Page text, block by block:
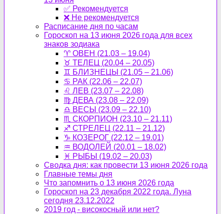
✅ Рекомендуется
❌ Не рекомендуется
Расписание дня по часам
Гороскоп на 13 июня 2026 года для всех
знаков зодиака
♈ ОВЕН (21.03 – 19.04)
♉ ТЕЛЕЦ (20.04 – 20.05)
♊ БЛИЗНЕЦЫ (21.05 – 21.06)
♋ РАК (22.06 – 22.07)
♌ ЛЕВ (23.07 – 22.08)
♍ ДЕВА (23.08 – 22.09)
♎ ВЕСЫ (23.09 – 22.10)
♏ СКОРПИОН (23.10 – 21.11)
♐ СТРЕЛЕЦ (22.11 – 21.12)
♑ КОЗЕРОГ (22.12 – 19.01)
♒ ВОДОЛЕЙ (20.01 – 18.02)
♓ РЫБЫ (19.02 – 20.03)
Сводка дня: как провести 13 июня 2026 года
Главные темы дня
Что запомнить о 13 июня 2026 года
Гороскоп на 23 декабря 2022 года. Луна
сегодня 23.12.2022
2019 год - високосный или нет?